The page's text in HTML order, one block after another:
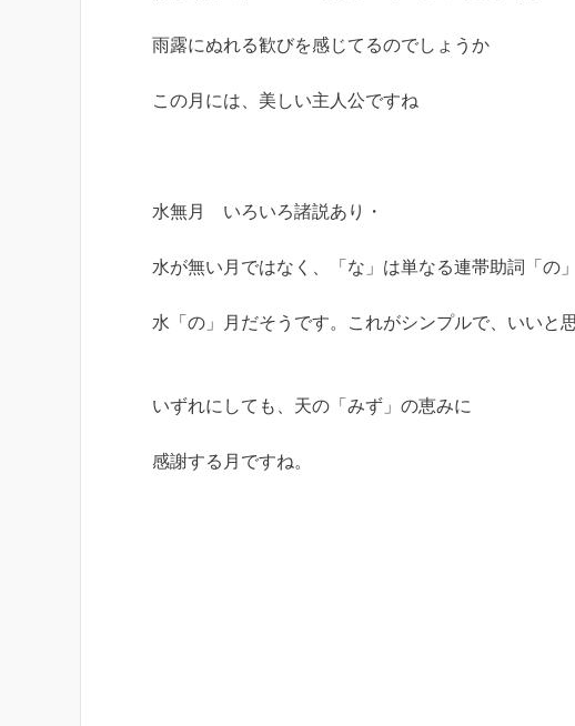
雨露にぬれる歓びを感じてるのでしょうか
この月には、美しい主人公ですね
水無月 いろいろ諸説あり・
水が無い月ではなく、「な」は単なる連帯助詞「の
水「の」月だそうです。これがシンプルで、いいと
いずれにしても、天の「みず」の恵みに
感謝する月ですね。